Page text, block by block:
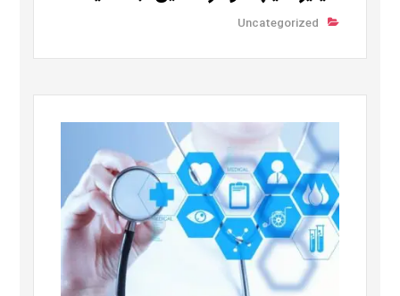
Uncategorized